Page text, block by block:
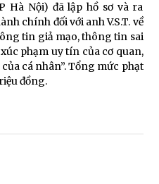
Hà Nội) đã lập hồ sơ và ra
chính đối với anh V.S.T. về
tin giả mạo, thông tin sai
phạm uy tín của cơ quan,
cá nhân”. Tổng mức phạt
đồng.